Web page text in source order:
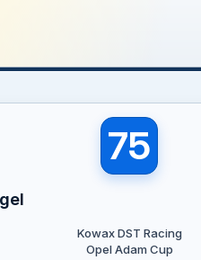
75
Kowax DST Racing
Opel Adam Cup